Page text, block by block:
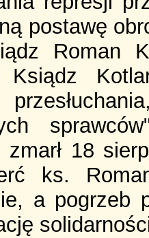
postawę
Roman
Ksiądz
zmarł 18
ks.
a pogrzeb